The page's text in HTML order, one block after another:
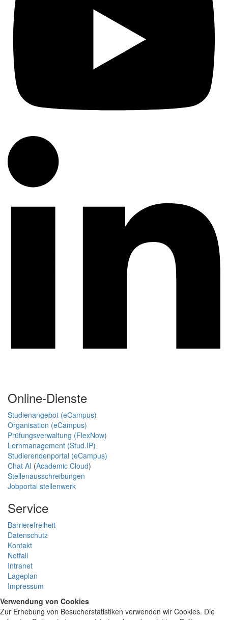
Online-Dienste
Studienangebot (eCampus)
Organisation (eCampus)
Prüfungsverwaltung (FlexNow)
Lernmanagement (Stud.IP)
Studierendenportal (eCampus)
Chat AI (Academic Cloud)
Stellenausschreibungen
Jobportal stellenwerk
Service
Barrierefreiheit
Datenschutz
Kontakt
Notfall
Intranet
Lageplan
Impressum
Verwendung von Cookies
Zur Erhebung von Besucherstatistiken verwenden wir Cookies. Die